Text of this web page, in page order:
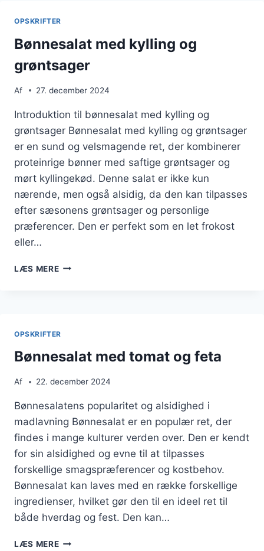
OPSKRIFTER
Bønnesalat med kylling og
grøntsager
Af 27. december 2024
Introduktion til bønnesalat med kylling og
grøntsager Bønnesalat med kylling og grøntsager
er en sund og velsmagende ret, der kombinerer
proteinrige bønner med saftige grøntsager og
mørt kyllingekød. Denne salat er ikke kun
nærende, men også alsidig, da den kan tilpasses
efter sæsonens grøntsager og personlige
præferencer. Den er perfekt som en let frokost
eller…
LÆS MEREBØNNESALAT
OPSKRIFTER
Bønnesalat med tomat og feta
Af 22. december 2024
Bønnesalatens popularitet og alsidighed i
madlavning Bønnesalat er en populær ret, der
findes i mange kulturer verden over. Den er kendt
for sin alsidighed og evne til at tilpasses
forskellige smagspræferencer og kostbehov.
Bønnesalat kan laves med en række forskellige
ingredienser, hvilket gør den til en ideel ret til
både hverdag og fest. Den kan…
LÆS MEREBØNNESALAT